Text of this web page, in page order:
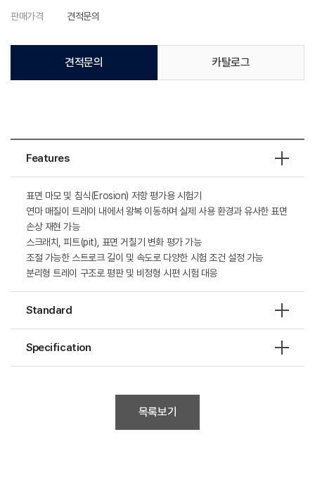
판매가격 견적문의
견적문의 카탈로그
Features
표면 마모 및 침식(Erosion) 저항 평가용 시험기
연마 매질이 트레이 내에서 왕복 이동하며 실제 사용 환경과 유사한 표면
손상 재현 가능
스크래치, 피트(pit), 표면 거칠기 변화 평가 가능
조절 가능한 스트로크 길이 및 속도로 다양한 시험 조건 설정 가능
분리형 트레이 구조로 평판 및 비정형 시편 시험 대응
Standard
Specification
목록보기